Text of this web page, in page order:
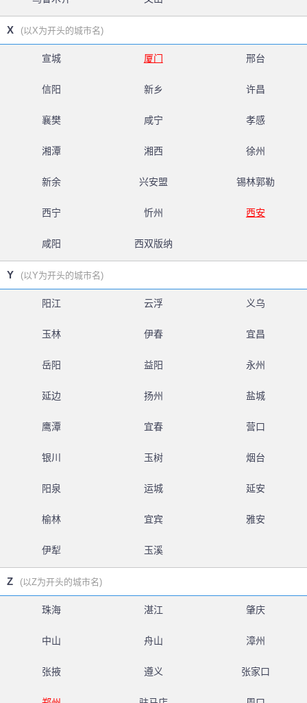
X (以X为开头的城市名)
宣城 厦门 邢台
信阳 新乡 许昌
襄樊 咸宁 孝感
湘潭 湘西 徐州
新余 兴安盟 锡林郭勒
西宁 忻州 西安
咸阳 西双版纳
Y (以Y为开头的城市名)
阳江 云浮 义乌
玉林 伊春 宜昌
岳阳 益阳 永州
延边 扬州 盐城
鹰潭 宜春 营口
银川 玉树 烟台
阳泉 运城 延安
榆林 宜宾 雅安
伊犁 玉溪
Z (以Z为开头的城市名)
珠海 湛江 肇庆
中山 舟山 漳州
张掖 遵义 张家口